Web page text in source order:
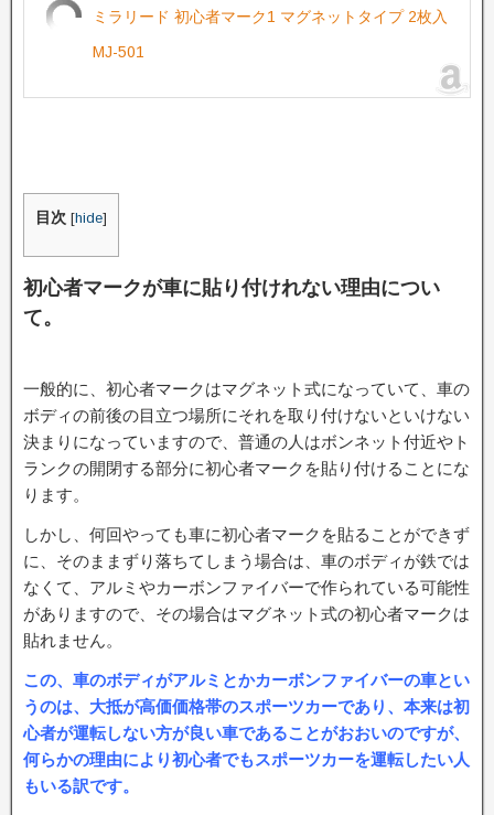
ミラリード 初心者マーク1 マグネットタイプ 2枚入
MJ-501
目次 [hide]
初心者マークが車に貼り付けれない理由につい
て。
一般的に、初心者マークはマグネット式になっていて、車の
ボディの前後の目立つ場所にそれを取り付けないといけない
決まりになっていますので、普通の人はボンネット付近やト
ランクの開閉する部分に初心者マークを貼り付けることにな
ります。
しかし、何回やっても車に初心者マークを貼ることができず
に、そのままずり落ちてしまう場合は、車のボディが鉄では
なくて、アルミやカーボンファイバーで作られている可能性
がありますので、その場合はマグネット式の初心者マークは
貼れません。
この、車のボディがアルミとかカーボンファイバーの車とい
うのは、大抵が高価価格帯のスポーツカーであり、本来は初
心者が運転しない方が良い車であることがおおいのですが、
何らかの理由により初心者でもスポーツカーを運転したい人
もいる訳です。